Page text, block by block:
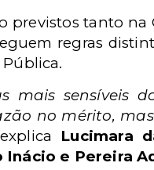
previstos tanto
regras
mais sensíveis
no mérito,
Lucimara
Inácio e Pereira